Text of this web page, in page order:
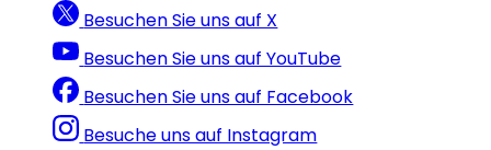
Besuchen Sie uns auf X
Besuchen Sie uns auf YouTube
Besuchen Sie uns auf Facebook
Besuche uns auf Instagram